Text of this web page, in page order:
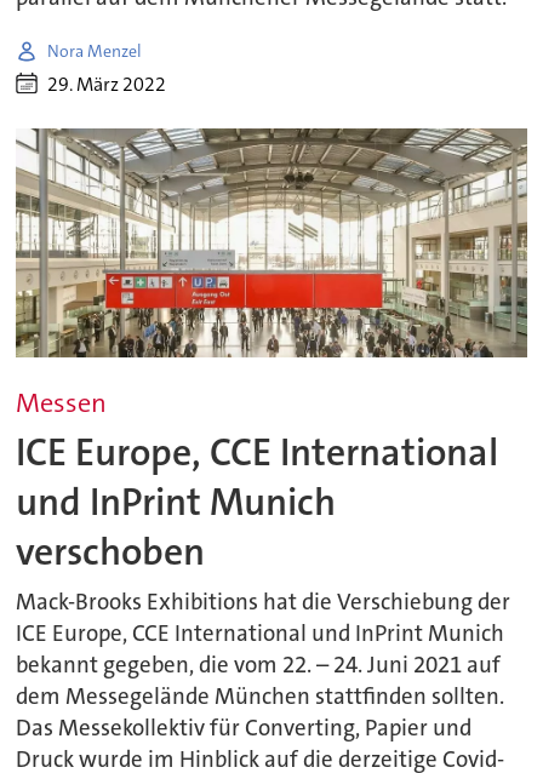
Nora Menzel
29. März 2022
Messen
ICE Europe, CCE International
und InPrint Munich
verschoben
Mack-Brooks Exhibitions hat die Verschiebung der
ICE Europe, CCE International und InPrint Munich
bekannt gegeben, die vom 22. – 24. Juni 2021 auf
dem Messegelände München stattfinden sollten.
Das Messekollektiv für Converting, Papier und
Druck wurde im Hinblick auf die derzeitige Covid-